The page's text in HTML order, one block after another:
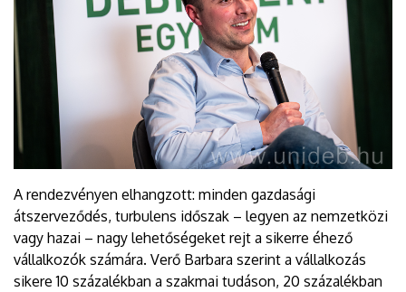
A rendezvényen elhangzott: minden gazdasági
átszerveződés, turbulens időszak – legyen az nemzetközi
vagy hazai – nagy lehetőségeket rejt a sikerre éhező
vállalkozók számára. Verő Barbara szerint a vállalkozás
sikere 10 százalékban a szakmai tudáson, 20 százalékban